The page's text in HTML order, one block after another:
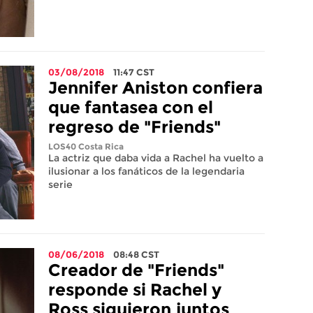
03/08/2018 11:47CST
Jennifer Aniston confiera
que fantasea con el
regreso de "Friends"
LOS40 Costa Rica
La actriz que daba vida a Rachel ha vuelto a
ilusionar a los fanáticos de la legendaria
serie
08/06/2018 08:48CST
Creador de "Friends"
responde si Rachel y